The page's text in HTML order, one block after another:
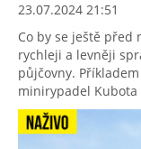
23.07.2024 21:51
Co by se ještě před
rychleji a levněji
půjčovny.
minirypadel Kubota